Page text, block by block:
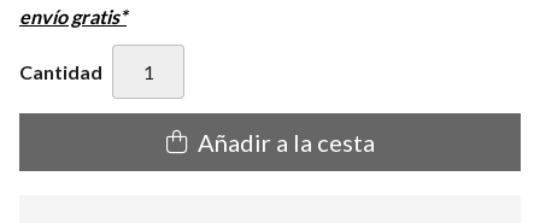
envío gratis*
Cantidad
Añadir a la cesta